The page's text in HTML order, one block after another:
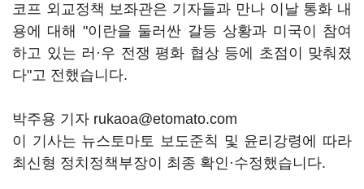
코프 외교정책 보좌관은 기자들과 만나 이날 통화 내
용에 대해 "이란을 둘러싼 갈등 상황과 미국이 참여
하고 있는 러·우 전쟁 평화 협상 등에 초점이 맞춰졌
다"고 전했습니다.
박주용 기자 rukaoa@etomato.com
이 기사는 뉴스토마토 보도준칙 및 윤리강령에 따라
최신형 정치정책부장이 최종 확인·수정했습니다.